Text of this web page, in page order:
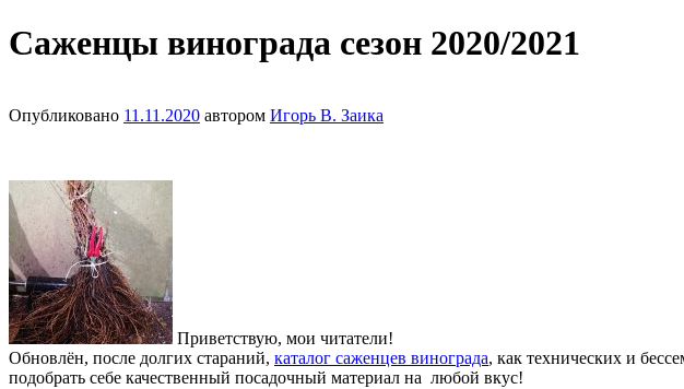
Саженцы винограда сезон 2020/2021
Опубликовано 11.11.2020 автором Игорь В. Заика
Приветствую, мои читатели!
Обновлён, после долгих стараний, каталог саженцев винограда, как технических и
подобрать себе качественный посадочный материал на любой вкус!